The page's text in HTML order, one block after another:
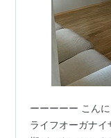
ーーーーー こん
ライフオーガナ